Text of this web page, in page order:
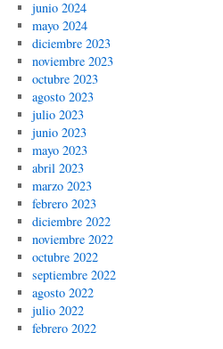
junio 2024
mayo 2024
diciembre 2023
noviembre 2023
octubre 2023
agosto 2023
julio 2023
junio 2023
mayo 2023
abril 2023
marzo 2023
febrero 2023
diciembre 2022
noviembre 2022
octubre 2022
septiembre 2022
agosto 2022
julio 2022
febrero 2022